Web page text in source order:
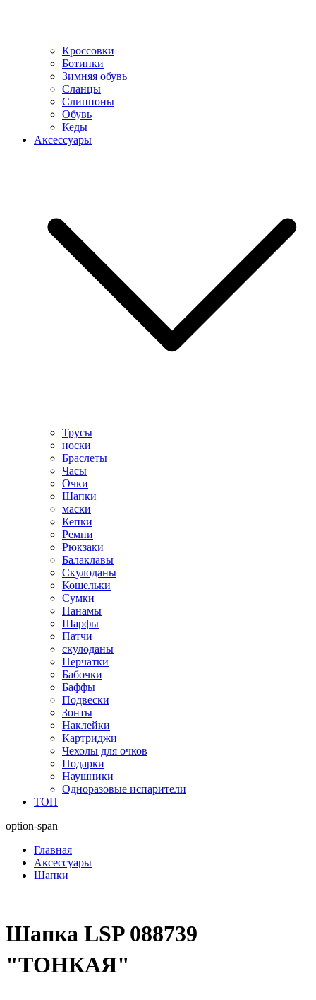
Кроссовки
Ботинки
Зимняя обувь
Сланцы
Слиппоны
Обувь
Кеды
Аксессуары
Трусы
носки
Браслеты
Часы
Очки
Шапки
маски
Кепки
Ремни
Рюкзаки
Балаклавы
Скулоданы
Кошельки
Сумки
Панамы
Шарфы
Патчи
скулоданы
Перчатки
Бабочки
Баффы
Подвески
Зонты
Наклейки
Картриджи
Чехолы для очков
Подарки
Наушники
Одноразовые испарители
ТОП
option-span
Главная
Аксессуары
Шапки
Шапка LSP 088739
"ТОНКАЯ"